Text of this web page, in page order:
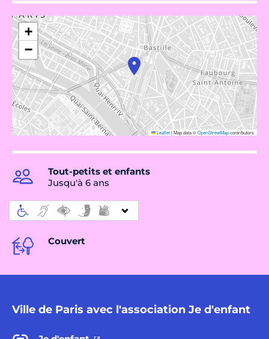
+
−
Leaflet|Map data ©OpenStreetMapcontributors
Tout-petits et enfants
Jusqu'à 6 ans
Couvert
Ville de Paris avec l'association Je d'enfant